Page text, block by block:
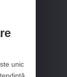
unic